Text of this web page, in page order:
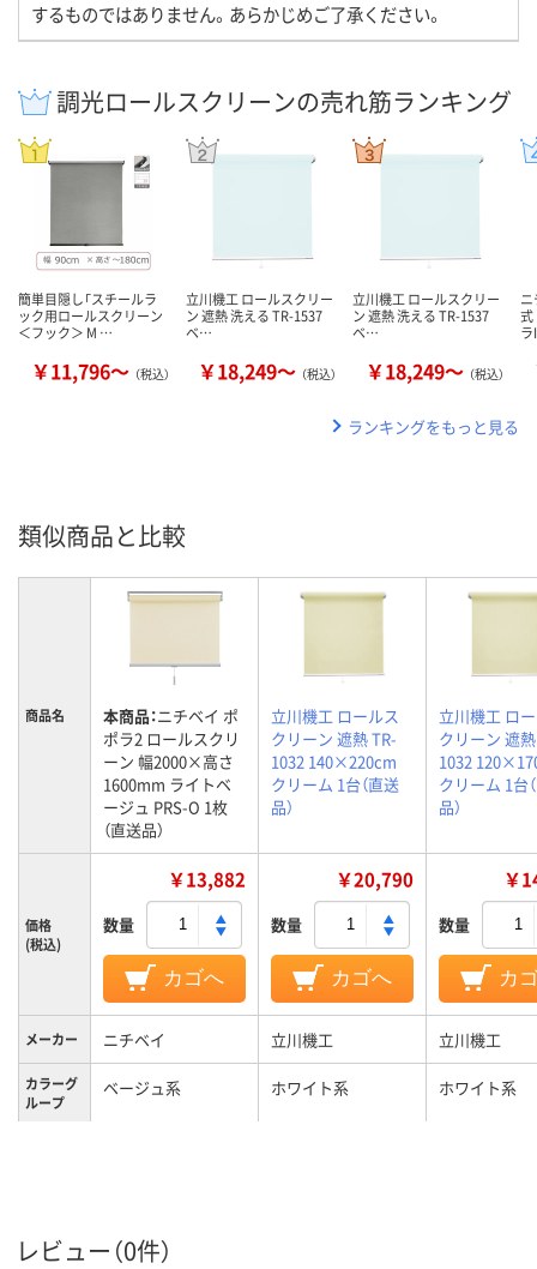
するものではありません。あらかじめご了承ください。
調光ロールスクリーンの売れ筋ランキング
簡単目隠し「スチールラ
ック用ロールスクリーン
＜フック＞ M …
￥11,796～ （税込）
立川機工 ロールスクリー
ン 遮熱 洗える TR-1537
ベ…
￥18,249～ （税込）
立川機工 ロールスクリー
ン 遮熱 洗える TR-1537
ベ…
￥18,249～ （税込）
式
ランキングをもっと見る
類似商品と比較
商品名 本商品：ニチベイ ポ
ポラ2 ロールスクリ
ーン 幅2000×高さ
1600mm ライトベ
ージュ PRS-O 1枚
（直送品）
立川機工 ロールス
クリーン 遮熱 TR-
1032 140×220cm
クリーム 1台（直送
品）
立川機工 ロ
クリーン 遮
1032
クリーム 1台
品）
価格
(税込)
￥13,882
数量
カゴへ
￥20,790
数量
カゴへ
￥
数量
カ
メーカー ニチベイ 立川機工 立川機工
カラーグ
ループ
ベージュ系 ホワイト系 ホワイト系
レビュー（0件）